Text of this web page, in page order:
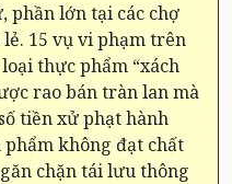
phần lớn tại các chợ
15 vụ vi phạm trên
thực phẩm “xách
rao bán tràn lan mà
tiền xử phạt hành
phẩm không đạt chất
chặn tái lưu thông